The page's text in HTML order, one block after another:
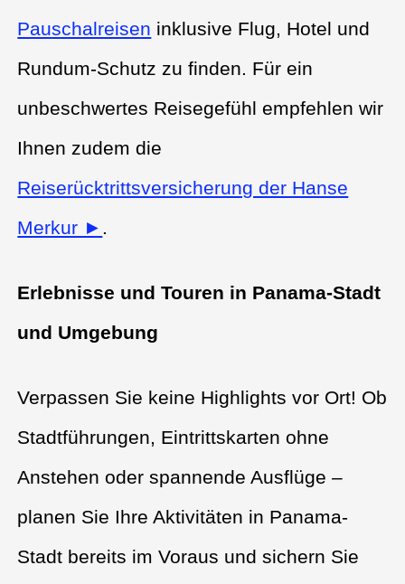
Pauschalreisen inklusive Flug, Hotel und
Rundum-Schutz zu finden. Für ein
unbeschwertes Reisegefühl empfehlen wir
Ihnen zudem die
Reiserücktrittsversicherung der Hanse
Merkur ► .
Erlebnisse und Touren in Panama-Stadt
und Umgebung
Verpassen Sie keine Highlights vor Ort! Ob
Stadtführungen, Eintrittskarten ohne
Anstehen oder spannende Ausflüge –
planen Sie Ihre Aktivitäten in Panama-
Stadt bereits im Voraus und sichern Sie